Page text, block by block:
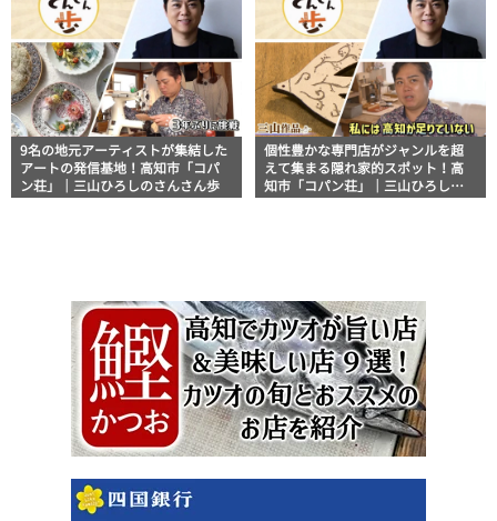
9名の地元アーティストが集結した
アートの発信基地！高知市「コパ
ン荘」｜三山ひろしのさんさん歩
個性豊かな専門店がジャンルを超
えて集まる隠れ家的スポット！高
知市「コパン荘」｜三山ひろしの